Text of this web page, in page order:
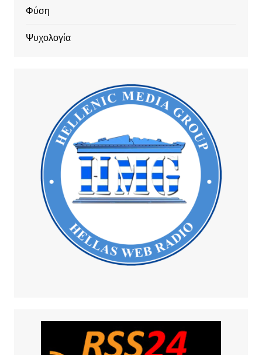
Φύση
Ψυχολογία